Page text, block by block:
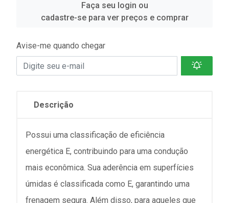
Faça seu login ou
cadastre-se para ver preços e comprar
Avise-me quando chegar
Descrição
Possui uma classificação de eficiência
energética E, contribuindo para uma condução
mais econômica. Sua aderência em superfícies
úmidas é classificada como E, garantindo uma
frenagem segura. Além disso, para aqueles que